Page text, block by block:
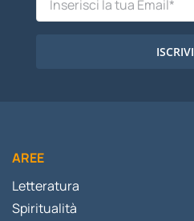
AREE
Letteratura
Spiritualità